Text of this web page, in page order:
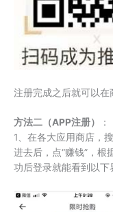
注册完成之后就可以在
方法二（APP注册）
：
1、在各大应用商店，
进去后，点“赚钱”，
功后登录就能看到以下